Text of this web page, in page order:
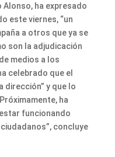
Alonso, ha expresado
este viernes, “un
a otros que ya se
son la adjudicación
medios a los
celebrado que el
dirección” y que lo
ha
funcionando
concluye